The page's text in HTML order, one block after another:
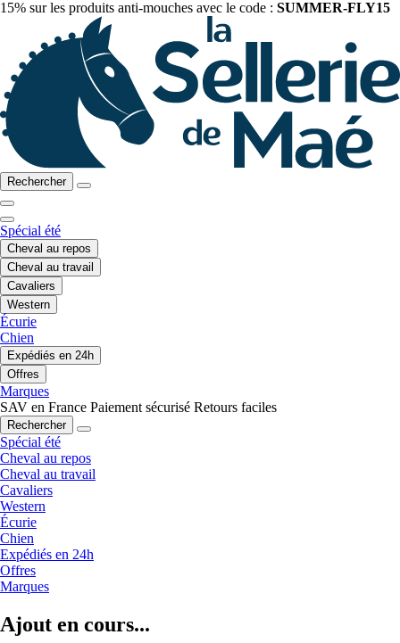
15% sur les produits anti-mouches avec le code : SUMMER-FLY15
Rechercher
Spécial été
Cheval au repos
Cheval au travail
Cavaliers
Western
Écurie
Chien
Expédiés en 24h
Offres
Marques
SAV en France Paiement sécurisé Retours faciles
Rechercher
Spécial été
Cheval au repos
Cheval au travail
Cavaliers
Western
Écurie
Chien
Expédiés en 24h
Offres
Marques
Ajout en cours...